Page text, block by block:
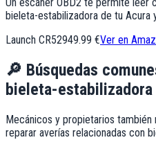
bieleta-estabilizadora de tu Acura
Launch CR52949.99 €Ver en
🔎 Búsquedas
bieleta-estabilizadora
Mecánicos y propietarios también
reparar averías relacionadas con